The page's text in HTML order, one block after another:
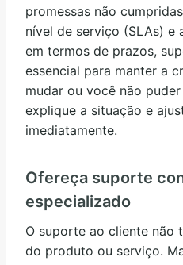
promessas não
nível de serviço (SLAs) e
em termos de prazos,
essencial para manter a
mudar ou você não
explique a situação e
imediatamente.
Ofereça suporte
especializado
O suporte ao cliente não
do produto ou serviço.